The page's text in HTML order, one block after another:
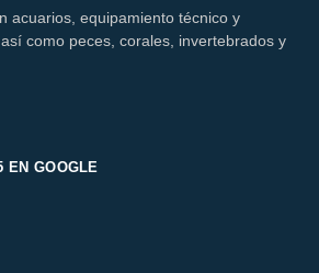
acuarios, equipamiento técnico y
como peces, corales, invertebrados y
EN GOOGLE